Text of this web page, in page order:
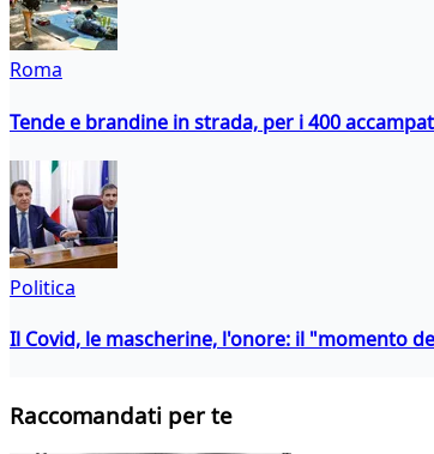
Roma
Tende e brandine in strada, per i 400
Politica
Il Covid, le mascherine, l'onore: il "momento
Raccomandati per te